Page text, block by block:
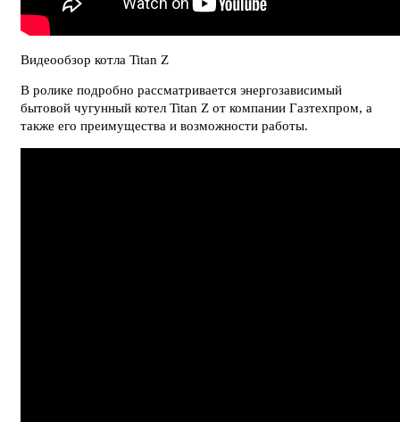
Видеообзор котла Titan Z
В ролике подробно рассматривается энергозависимый
бытовой чугунный котел Titan Z от компании Газтехпром, а
также его преимущества и возможности работы.